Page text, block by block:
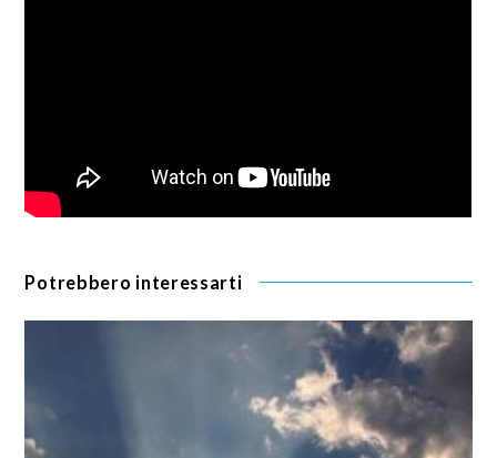
Potrebbero interessarti